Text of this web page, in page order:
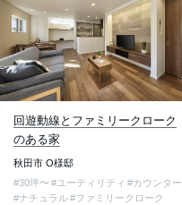
回遊動線とファミリークローク
のある家
秋田市 O様邸
#30坪〜 #ユーティリティ #カウンター
#ナチュラル#ファミリークローク